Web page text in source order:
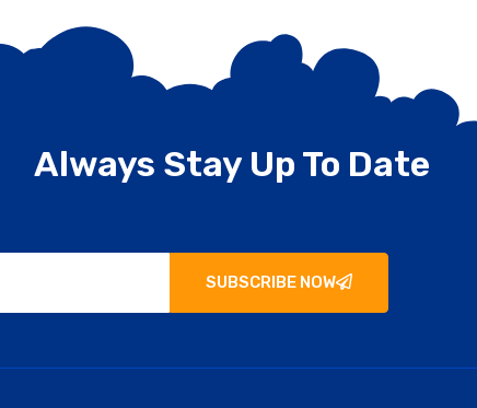
Always Stay Up To Date
SUBSCRIBE NOW